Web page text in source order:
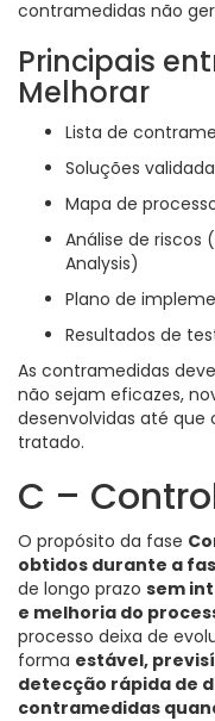
contramedidas não
Principais
Melhorar
Lista de
Soluções
Mapa de
Análise de riscos
Analysis)
Plano de
Resultados de
As contramedidas
não sejam eficazes,
desenvolvidas até
tratado.
C –
O propósito da fase
obtidos durante a
de longo prazo sem
e melhoria do
processo deixa de
forma estável,
detecção rápida de
contramedidas